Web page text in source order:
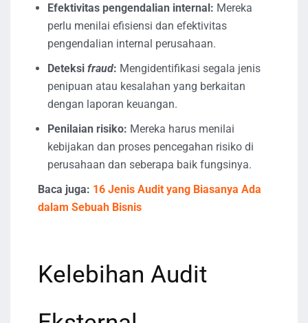
Efektivitas pengendalian internal: Mereka
perlu menilai efisiensi dan efektivitas
pengendalian internal perusahaan.
Deteksi fraud: Mengidentifikasi segala jenis
penipuan atau kesalahan yang berkaitan
dengan laporan keuangan.
Penilaian risiko: Mereka harus menilai
kebijakan dan proses pencegahan risiko di
perusahaan dan seberapa baik fungsinya.
Baca juga: 16 Jenis Audit yang Biasanya Ada
dalam Sebuah Bisnis
Kelebihan Audit